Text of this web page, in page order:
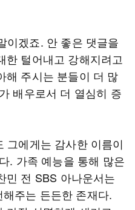
이겠죠. 안 좋은 댓글을
한 털어내고 강해지려고
해 주시는 분들이 더 많
배우로서 더 열심히 증
그에게는 감사한 이름이
. 가족 예능을 통해 많은
민 전 SBS 아나운서는
주는 든든한 존재다.